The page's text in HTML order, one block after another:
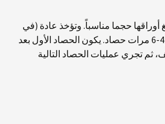
أوراقها حجما مناسباً. وتؤخذ عادة (في
الزراعات المبكرة) نحو 4-6 مرات حصاد. يكون الحصاد الأول بعد
ثم تجري عمليات الحصاد التالية